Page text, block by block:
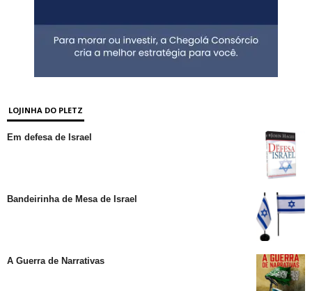
LOJINHA DO PLETZ
Em defesa de Israel
Bandeirinha de Mesa de Israel
A Guerra de Narrativas